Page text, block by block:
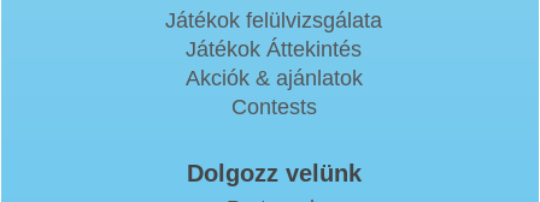
Játékok felülvizsgálata
Játékok Áttekintés
Akciók & ajánlatok
Contests
Dolgozz velünk